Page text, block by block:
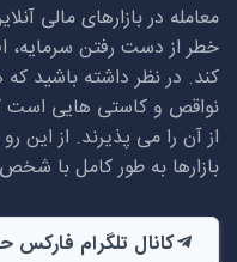
معامله در بازارهای مالی
خطر از دست رفتن سرمایه،
کند. در نظر داشته باشید که
نواقص و کاستی هایی است
از آن را می پذیرند. از این
بازارها به طور کامل با
کانال تلگرام فارکس